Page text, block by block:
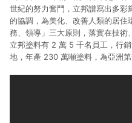
世紀的努力奮鬥，立邦譜寫出多彩
的協調，為美化、改善人類的居
務、領導」三大原則，落實在技術
立邦塗料有 2 萬 5 千名員工，行
地，年產 230 萬噸塗料，為亞洲第